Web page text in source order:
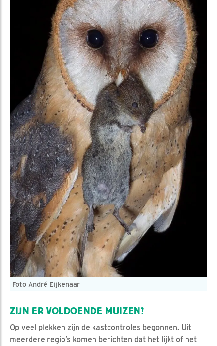
Foto André Eijkenaar
ZIJN ER VOLDOENDE MUIZEN?
Op veel plekken zijn de kastcontroles begonnen. Uit
meerdere regio’s komen berichten dat het lijkt of het